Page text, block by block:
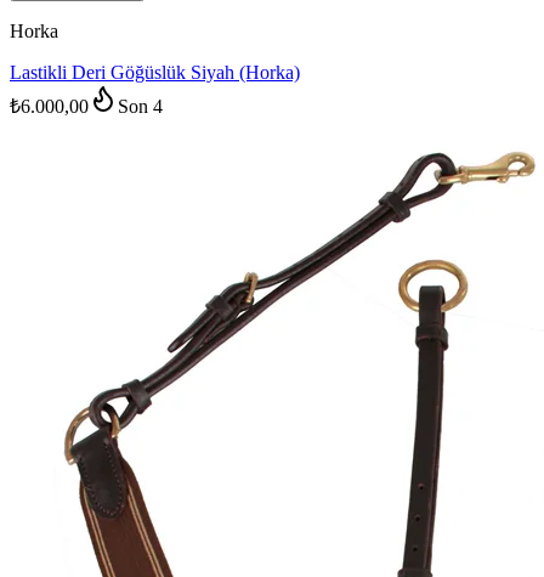
Horka
Lastikli Deri Göğüslük Siyah (Horka)
₺6.000,00
Son 4